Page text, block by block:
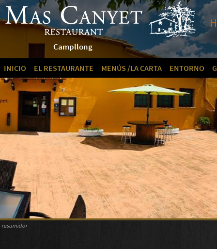
Campllong
INICIO EL RESTAURANTE MENÚS /LA CARTA ENTORNO
resumidor